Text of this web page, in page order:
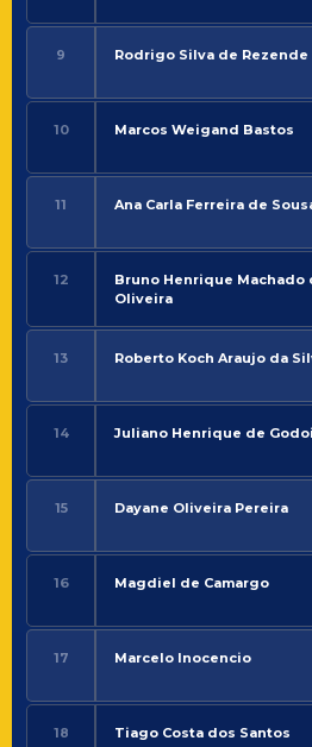
9 Rodrigo Silva de Rezende
10 Marcos Weigand Bastos
11 Ana Carla Ferreira de
12
Bruno Henrique Machado
Oliveira
13 Roberto Koch Araujo da
14 Juliano Henrique de Godoi
15 Dayane Oliveira Pereira
16 Magdiel de Camargo
17 Marcelo Inocencio
18 Tiago Costa dos Santos